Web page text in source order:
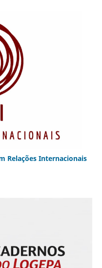
Relações Internacionais